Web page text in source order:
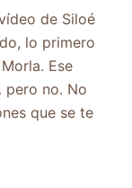
de Siloé
lo primero
Ese
pero no. No
que se te